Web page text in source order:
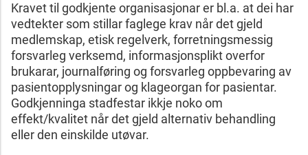
Kravet til godkjente organisasjonar er bl.a. at dei har
vedtekter som stillar faglege krav når det gjeld
medlemskap, etisk regelverk, forretningsmessig
forsvarleg verksemd, informasjonsplikt overfor
brukarar, journalføring og forsvarleg oppbevaring av
pasientopplysningar og klageorgan for pasientar.
Godkjenninga stadfestar ikkje noko om
effekt/kvalitet når det gjeld alternativ behandling
eller den einskilde utøvar.